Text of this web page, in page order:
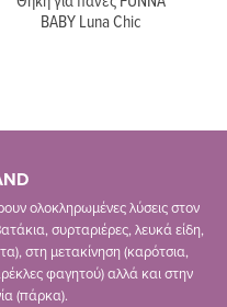
BABY Luna Chic
ολοκληρωμένες λύσεις στον
συρταριέρες, λευκά είδη,
στη μετακίνηση (καρότσια,
φαγητού) αλλά και στην
(πάρκα).